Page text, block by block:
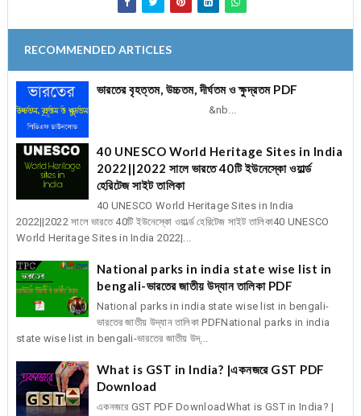
RECOMMENDED ARTICLES
ভারতের বৃহত্তম, উচ্চতম, দীর্ঘতম ও ক্ষুদ্রতম PDF
&nb...
40 UNESCO World Heritage Sites in India
2022||2022 সালে ভারতে 40টি ইউনেস্কো ওয়ার্ল্ড
হেরিটেজ সাইট তালিকা
40 UNESCO World Heritage Sites in India
2022||2022 সালে ভারতে 40টি ইউনেস্কো ওয়ার্ল্ড হেরিটেজ সাইট তালিকা40 UNESCO
World Heritage Sites in India 2022|...
National parks in india state wise list in
bengali-ভারতের জাতীয় উদ্যান তালিকা PDF
National parks in india state wise list in bengali-
ভারতের জাতীয় উদ্যান তালিকা PDFNational parks in india
state wise list in bengali-ভারতের জাতীয় উদ্...
What is GST in India? |একনজরে GST PDF
Download
একনজরে GST PDF DownloadWhat is GST in India? |